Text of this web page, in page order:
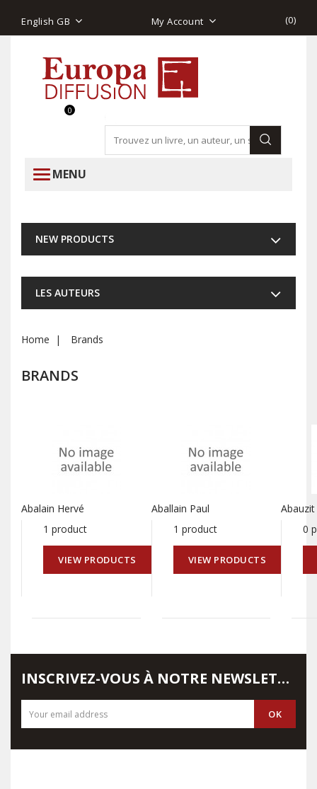
English GB My Account (0)
0
MENU
NEW PRODUCTS
LES AUTEURS
Home Brands
BRANDS
Abalain Hervé
1 product
VIEW PRODUCTS
Aballain Paul
1 product
VIEW PRODUCTS
0
INSCRIVEZ-VOUS À NOTRE NEWSLETTER